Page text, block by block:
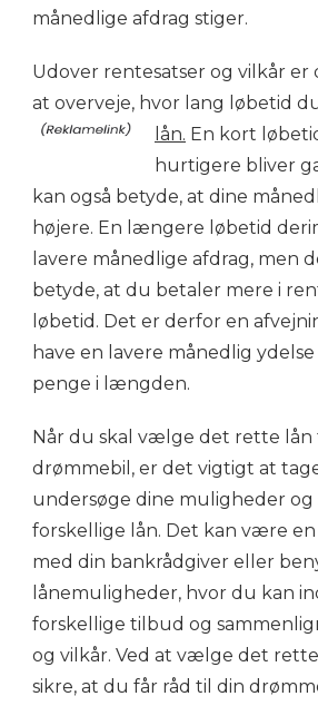
månedlige afdrag stiger.
Udover rentesatser og vilkår er
at overveje, hvor lang løbetid
lån. En kort
hurtigere bliver
kan også betyde, at dine
højere. En længere løbetid
lavere månedlige afdrag, men
betyde, at du betaler mere i
løbetid. Det er derfor en
have en lavere månedlig
penge i længden.
Når du skal vælge det rette lån
drømmebil, er det vigtigt at
undersøge dine muligheder og
forskellige lån. Det kan være
med din bankrådgiver eller
lånemuligheder, hvor du kan
forskellige tilbud og
og vilkår. Ved at vælge det
sikre, at du får råd til din